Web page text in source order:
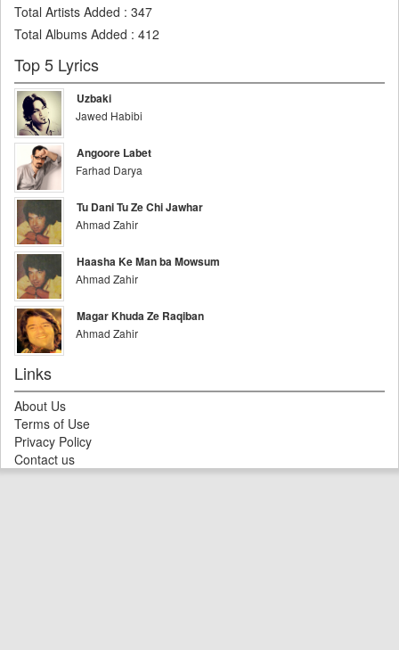
Total Artists Added : 347
Total Albums Added : 412
Top 5 Lyrics
Uzbaki
Jawed Habibi
Angoore Labet
Farhad Darya
Tu Dani Tu Ze Chi Jawhar
Ahmad Zahir
Haasha Ke Man ba Mowsum
Ahmad Zahir
Magar Khuda Ze Raqiban
Ahmad Zahir
Links
About Us
Terms of Use
Privacy Policy
Contact us